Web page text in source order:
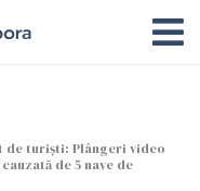
de turiști: Plângeri video
de 5 nave de